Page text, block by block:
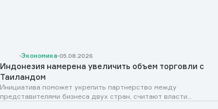
Экономика 05.08.2026
Индонезия намерена увеличить объем торговли с
Таиландом
Инициатива поможет укрепить партнерство между
представителями бизнеса двух стран, считают власти...